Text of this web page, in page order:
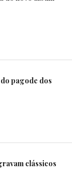
pagode dos
clássicos